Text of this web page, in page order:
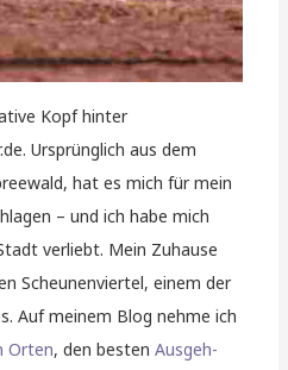
Kopf hinter
Ursprünglich aus dem
hat es mich für mein
– und ich habe mich
verliebt. Mein Zuhause
Scheunenviertel, einem der
Auf meinem Blog nehme ich
Orten, den bestenAusgeh-